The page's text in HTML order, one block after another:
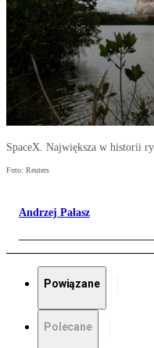
SpaceX. Największa w historii
Foto: Reuters
Andrzej Pałasz
Powiązane
Polecane